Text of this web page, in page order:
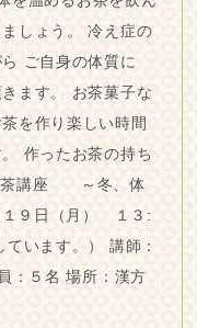
しょう。 冷え症の
ご自身の体質に
ます。 お茶菓子な
を作り楽しい時間
作ったお茶の持ち
講座 ～冬、体
９日（月） １３:
います。） 講師：
：５名 場所：漢方